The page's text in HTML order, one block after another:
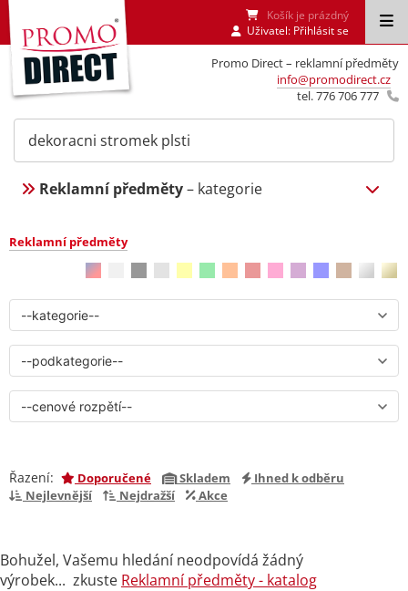
Promo Direct – reklamní předměty
info@promodirect.cz
tel. 776 706 777
Košík je prázdný
Uživatel: Přihlásit se
Reklamní předměty– kategorie
Reklamní předměty
Řazení: Doporučené Skladem
Ihned k odběru
Nejlevnější
Nejdražší Akce
Bohužel, Vašemu hledání neodpovídá žádný
výrobek... zkuste Reklamní předměty - katalog